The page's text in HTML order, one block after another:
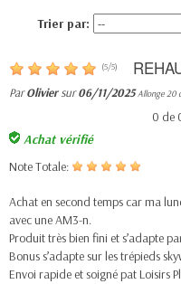
Trier par:
(5/5)
ParOliviersur06/11/2025 Allonge 20
0 de
Achat vérifié
Note Totale:
Achat en second temps car ma
avec une AM3-n.
Produit très bien fini et s’adapte
Bonus s’adapte sur les trépieds
Envoi rapide et soigné pat Loisirs